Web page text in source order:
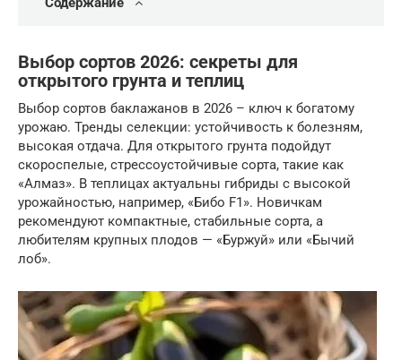
Выбор сортов 2026: секреты для
открытого грунта и теплиц
Выбор сортов баклажанов в 2026 – ключ к богатому
урожаю. Тренды селекции: устойчивость к болезням,
высокая отдача. Для открытого грунта подойдут
скороспелые, стрессоустойчивые сорта, такие как
«Алмаз». В теплицах актуальны гибриды с высокой
урожайностью, например, «Бибо F1». Новичкам
рекомендуют компактные, стабильные сорта, а
любителям крупных плодов — «Буржуй» или «Бычий
лоб».